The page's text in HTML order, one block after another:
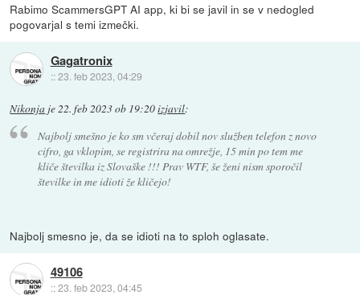
Rabimo ScammersGPT AI app, ki bi se javil in se v nedogled
pogovarjal s temi izmečki.
Gagatronix
::23. feb 2023, 04:29
Nikonja je22. feb 2023 ob 19:20izjavil:
Najbolj smešno je ko sm včeraj dobil nov služben telefon z novo
cifro, ga vklopim, se registrira na omrežje, 15 min po tem me
kliče številka iz Slovaške !!! Prav WTF, še ženi nism sporočil
številke in me idioti že kličejo!
Najbolj smesno je, da se idioti na to sploh oglasate.
49106
::23. feb 2023, 04:45